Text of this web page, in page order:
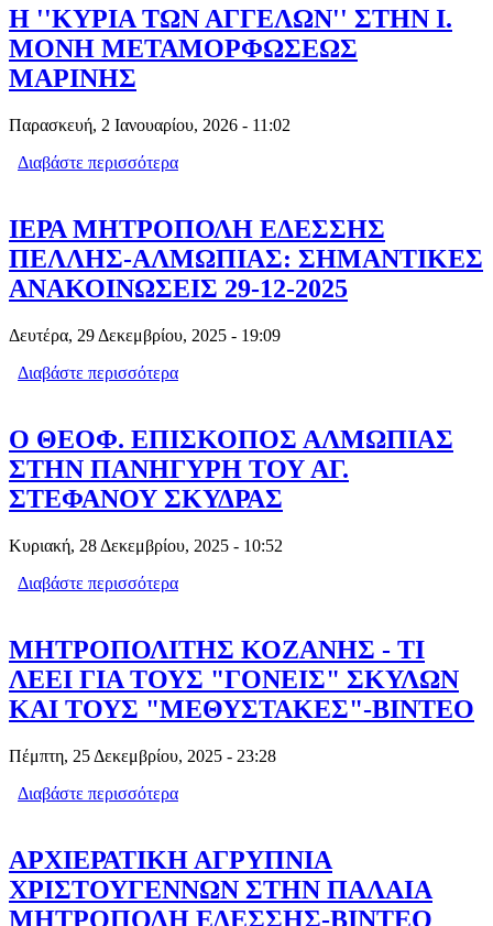
Η ''ΚΥΡΙΑ ΤΩΝ ΑΓΓΕΛΩΝ'' ΣΤΗΝ Ι.
ΜΟΝΗ ΜΕΤΑΜΟΡΦΩΣΕΩΣ
ΜΑΡΙΝΗΣ
Παρασκευή, 2 Ιανουαρίου, 2026 - 11:02
Διαβάστε περισσότερα
ΙΕΡΑ ΜΗΤΡΟΠΟΛΗ ΕΔΕΣΣΗΣ
ΠΕΛΛΗΣ-ΑΛΜΩΠΙΑΣ: ΣΗΜΑΝΤΙΚΕΣ
ΑΝΑΚΟΙΝΩΣΕΙΣ 29-12-2025
Δευτέρα, 29 Δεκεμβρίου, 2025 - 19:09
Διαβάστε περισσότερα
Ο ΘΕΟΦ. ΕΠΙΣΚΟΠΟΣ ΑΛΜΩΠΙΑΣ
ΣΤΗΝ ΠΑΝΗΓΥΡΗ ΤΟΥ ΑΓ.
ΣΤΕΦΑΝΟΥ ΣΚΥΔΡΑΣ
Κυριακή, 28 Δεκεμβρίου, 2025 - 10:52
Διαβάστε περισσότερα
ΜΗΤΡΟΠΟΛΙΤΗΣ ΚΟΖΑΝΗΣ - ΤΙ
ΛΕΕΙ ΓΙΑ ΤΟΥΣ "ΓΟΝΕΙΣ" ΣΚΥΛΩΝ
ΚΑΙ ΤΟΥΣ "ΜΕΘΥΣΤΑΚΕΣ"-ΒΙΝΤΕΟ
Πέμπτη, 25 Δεκεμβρίου, 2025 - 23:28
Διαβάστε περισσότερα
ΑΡΧΙΕΡΑΤΙΚΗ ΑΓΡΥΠΝΙΑ
ΧΡΙΣΤΟΥΓΕΝΝΩΝ ΣΤΗΝ ΠΑΛΑΙΑ
ΜΗΤΡΟΠΟΛΗ ΕΔΕΣΣΗΣ-ΒΙΝΤΕΟ